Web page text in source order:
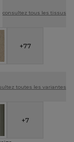
consultez tous les tissus
White
- Althea Chalk
Cosytica - Althea
+77
toutes les variantes
beige
tissée carrée
ronde tissée
vert et corde
+7